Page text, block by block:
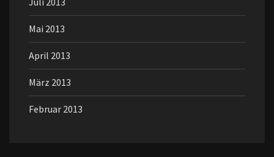
Mai 2013
April 2013
März 2013
Februar 2013